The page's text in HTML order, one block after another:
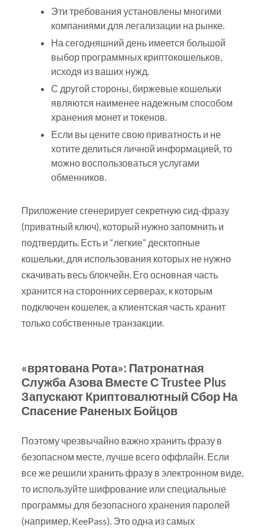
Эти требования установлены многими
компаниями для легализации на рынке.
На сегодняшний день имеется большой
выбор программных криптокошельков,
исходя из ваших нужд.
С другой стороны, биржевые кошельки
являются наименее надежным способом
хранения монет и токенов.
Если вы цените свою приватность и не
хотите делиться личной информацией, то
можно воспользоваться услугами
обменников.
Приложение сгенерирует секретную сид-фразу
(приватный ключ), который нужно запомнить и
подтвердить. Есть и “легкие” десктопные
кошельки, для использования которых не нужно
скачивать весь блокчейн. Его основная часть
хранится на сторонних серверах, к которым
подключен кошелек, а клиентская часть хранит
только собственные транзакции.
«врятована Рота»: Патронатная
Служба Азова Вместе С Trustee Plus
Запускают Криптовалютный Сбор На
Спасение Раненых Бойцов
Поэтому чрезвычайно важно хранить фразу в
безопасном месте, лучше всего оффлайн. Если
все же решили хранить фразу в электронном виде,
то используйте шифрование или специальные
программы для безопасного хранения паролей
(например, KeePass). Это одна из самых